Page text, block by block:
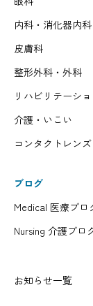
内科・消化器内科
皮膚科
整形外科・外科
リハビリテーシ
介護・いこい
コンタクトレンズ
ブログ
Medical 医療ブロ
Nursing 介護ブロ
お知らせ一覧